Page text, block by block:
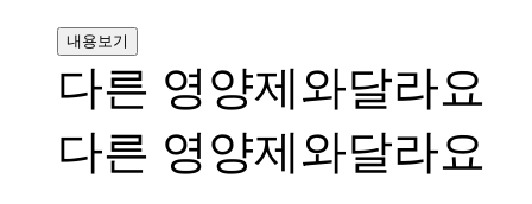
내용보기
다른 영양제와달라요
다른 영양제와달라요